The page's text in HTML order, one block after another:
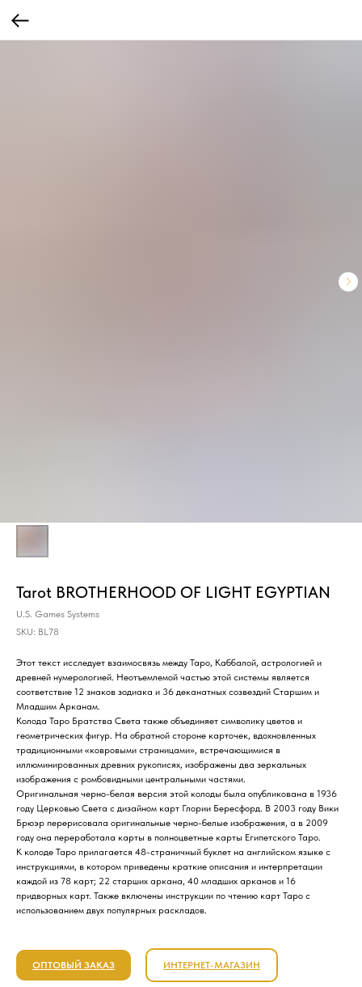
Tarot BROTHERHOOD OF LIGHT EGYPTIAN
U.S. Games Systems
SKU: BL78
Этот текст исследует взаимосвязь между Таро, Каббалой, астрологией и
древней нумерологией. Неотъемлемой частью этой системы является
соответствие 12 знаков зодиака и 36 деканатных созвездий Старшим и
Младшим Арканам.
Колода Таро Братства Света также объединяет символику цветов и
геометрических фигур. На обратной стороне карточек, вдохновленных
традиционными «ковровыми страницами», встречающимися в
иллюминированных древних рукописях, изображены два зеркальных
изображения с ромбовидными центральными частями.
Оригинальная черно-белая версия этой колоды была опубликована в 1936
году Церковью Света с дизайном карт Глории Бересфорд. В 2003 году Вики
Брюэр перерисовала оригинальные черно-белые изображения, а в 2009
году она переработала карты в полноцветные карты Египетского Таро.
К колоде Таро прилагается 48-страничный буклет на английском языке с
инструкциями, в котором приведены краткие описания и интерпретации
каждой из 78 карт; 22 старших аркана, 40 младших арканов и 16
придворных карт. Также включены инструкции по чтению карт Таро с
использованием двух популярных раскладов.
ОПТОВЫЙ ЗАКАЗ ИНТЕРНЕТ-МАГАЗИН